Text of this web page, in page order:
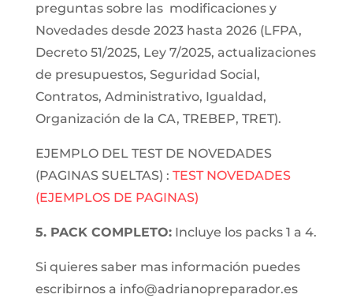
preguntas sobre las modificaciones y
Novedades desde 2023 hasta 2026 (LFPA,
Decreto 51/2025, Ley 7/2025, actualizaciones
de presupuestos, Seguridad Social,
Contratos, Administrativo, Igualdad,
Organización de la CA, TREBEP, TRET).
EJEMPLO DEL TEST DE NOVEDADES
(PAGINAS SUELTAS) : TEST NOVEDADES
(EJEMPLOS DE PAGINAS)
5. PACK COMPLETO:Incluye los packs 1 a 4.
Si quieres saber mas información puedes
escribirnos a info@adrianopreparador.es